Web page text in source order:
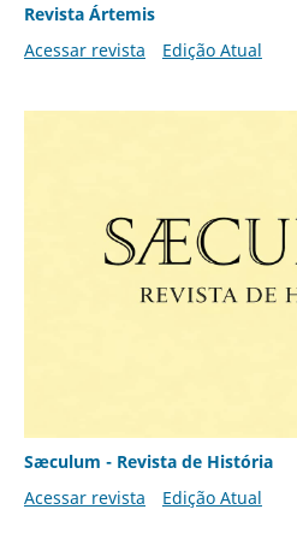
Revista Ártemis
Acessar revista
Edição Atual
Sæculum - Revista de História
Acessar revista
Edição Atual